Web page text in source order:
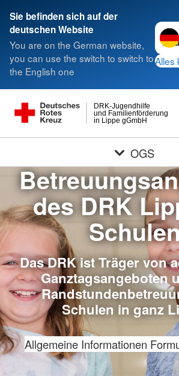
Sie befinden sich auf der
deutschen Website
You are on the German website,
you can use the switch to switch to
the English one
Alles
in Lippe gGmbH
und Familienförderung
DRK-Jugendhilfe
OGS
des DRK
Das DRK ist Träger von
Ganztagsangeboten
Schulen in ganz
Allgemeine Informationen